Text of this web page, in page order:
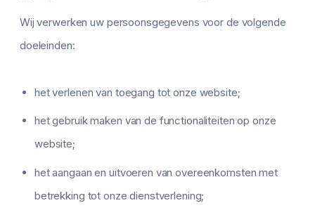
Wij verwerken uw persoonsgegevens voor de volgende
doeleinden:
het verlenen van toegang tot onze website;
het gebruik maken van de functionaliteiten op onze
website;
het aangaan en uitvoeren van overeenkomsten met
betrekking tot onze dienstverlening;